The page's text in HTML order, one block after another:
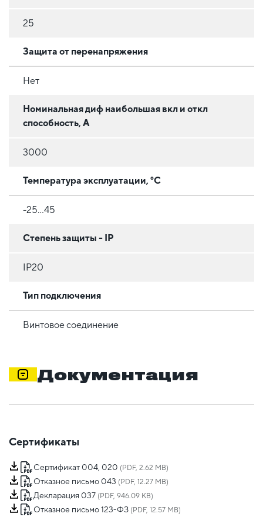
25
Защита от перенапряжения
Нет
Номинальная диф наибольшая вкл и откл
способность, А
3000
Температура эксплуатации, °C
-25...45
Степень защиты - IP
IP20
Тип подключения
Винтовое соединение
Документация
Сертификаты
Сертификат 004, 020 (PDF, 2.62 MB)
Отказное письмо 043 (PDF, 12.27 MB)
Декларация 037 (PDF, 946.09 KB)
Отказное письмо 123-ФЗ (PDF, 12.57 MB)